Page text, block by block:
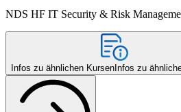
NDS HF IT Security & Risk
Infos zu ähnlichen Kursen Infos zu